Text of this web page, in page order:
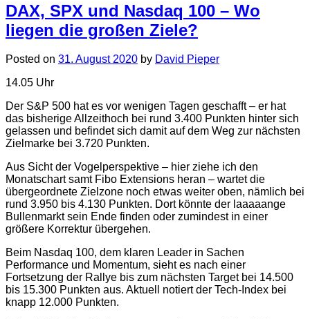
DAX, SPX und Nasdaq 100 – Wo
liegen die großen Ziele?
Posted on 31. August 2020 by David Pieper
14.05 Uhr
Der S&P 500 hat es vor wenigen Tagen geschafft – er hat
das bisherige Allzeithoch bei rund 3.400 Punkten hinter sich
gelassen und befindet sich damit auf dem Weg zur nächsten
Zielmarke bei 3.720 Punkten.
Aus Sicht der Vogelperspektive – hier ziehe ich den
Monatschart samt Fibo Extensions heran – wartet die
übergeordnete Zielzone noch etwas weiter oben, nämlich bei
rund 3.950 bis 4.130 Punkten. Dort könnte der laaaaange
Bullenmarkt sein Ende finden oder zumindest in einer
größere Korrektur übergehen.
Beim Nasdaq 100, dem klaren Leader in Sachen
Performance und Momentum, sieht es nach einer
Fortsetzung der Rallye bis zum nächsten Target bei 14.500
bis 15.300 Punkten aus. Aktuell notiert der Tech-Index bei
knapp 12.000 Punkten.